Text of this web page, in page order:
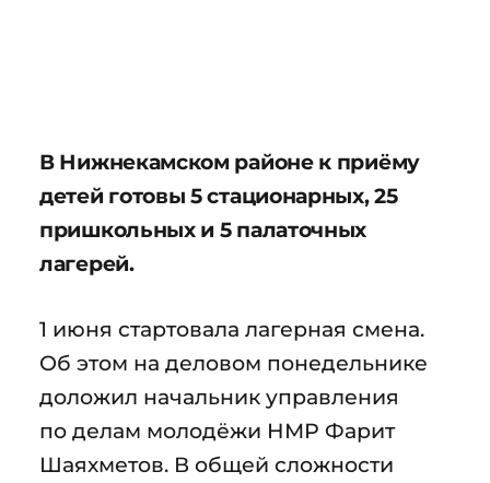
В Нижнекамском районе к приёму
детей готовы 5 стационарных, 25
пришкольных и 5 палаточных
лагерей.
1 июня стартовала лагерная смена.
Об этом на деловом понедельнике
доложил начальник управления
по делам молодёжи НМР Фарит
Шаяхметов. В общей сложности